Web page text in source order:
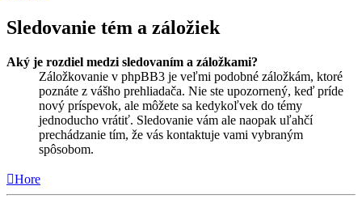
Sledovanie tém a záložiek
Aký je rozdiel medzi sledovaním a záložkami?
Záložkovanie v phpBB3 je veľmi podobné záložkám, ktoré
poznáte z vášho prehliadača. Nie ste upozornený, keď príde
nový príspevok, ale môžete sa kedykoľvek do témy
jednoducho vrátiť. Sledovanie vám ale naopak uľahčí
prechádzanie tím, že vás kontaktuje vami vybraným
spôsobom.
Hore